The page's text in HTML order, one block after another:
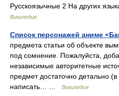
Русскоязычные 2 На других
Википедия
Список персонажей аниме
предмета статьи об объекте
под сомнение. Пожалуйста,
независимые авторитетные
предмет достаточно детально
написать… …
Википедия